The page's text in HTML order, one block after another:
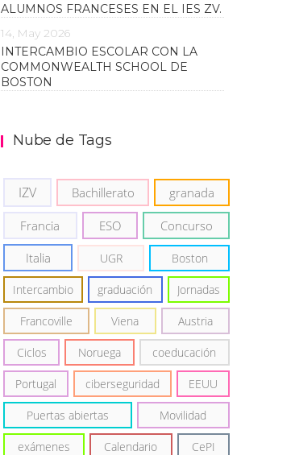
ALUMNOS FRANCESES EN EL IES ZV.
14, May 2026
INTERCAMBIO ESCOLAR CON LA
COMMONWEALTH SCHOOL DE
BOSTON
Nube de Tags
IZV Bachillerato granada
Francia ESO
Concurso
Italia
UGR Boston
Intercambio graduación Jornadas
Francoville Viena Austria
Ciclos Noruega coeducación
Portugal ciberseguridad EEUU
Puertas abiertas Movilidad
exámenes Calendario CePI